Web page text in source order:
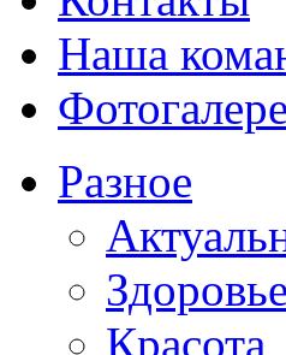
Наша
Разное
Здоровье
Красота